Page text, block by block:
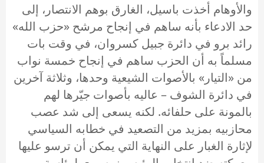
والأوهام أخذت باسيل، الغارق بوهم الانتصار، إلى
حد الادعاء بأنه ساهم في إنجاح مرشح «حزب الله»
رائد برو في دائرة جبيل كسروان، في وقت بات
مسلماً به أن الحزب ساهم في إنجاح خمسة نواب
من «التيار» بالأصوات الشيعية وحدها، وثلاثة آخرين
في دائرة الشوف – عاليه بأصوات جيّرها لهم
بالمونة على حلفائه. لكنه يسعى إلى شد عصب
محازبيه بمزيد من التصعيد في خطابه السياسي
لإثارة الغبار على النهاية التي يمكن أن ترسو عليها